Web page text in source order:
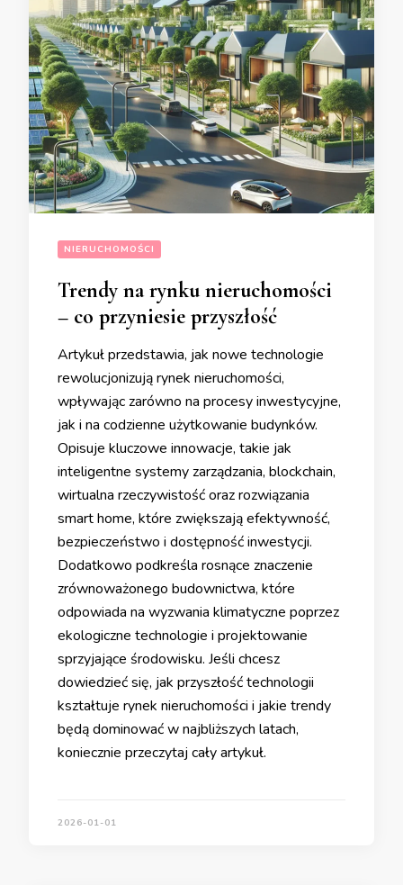
NIERUCHOMOŚCI
Trendy na rynku nieruchomości
– co przyniesie przyszłość
Artykuł przedstawia, jak nowe technologie
rewolucjonizują rynek nieruchomości,
wpływając zarówno na procesy inwestycyjne,
jak i na codzienne użytkowanie budynków.
Opisuje kluczowe innowacje, takie jak
inteligentne systemy zarządzania, blockchain,
wirtualna rzeczywistość oraz rozwiązania
smart home, które zwiększają efektywność,
bezpieczeństwo i dostępność inwestycji.
Dodatkowo podkreśla rosnące znaczenie
zrównoważonego budownictwa, które
odpowiada na wyzwania klimatyczne poprzez
ekologiczne technologie i projektowanie
sprzyjające środowisku. Jeśli chcesz
dowiedzieć się, jak przyszłość technologii
kształtuje rynek nieruchomości i jakie trendy
będą dominować w najbliższych latach,
koniecznie przeczytaj cały artykuł.
2026-01-01